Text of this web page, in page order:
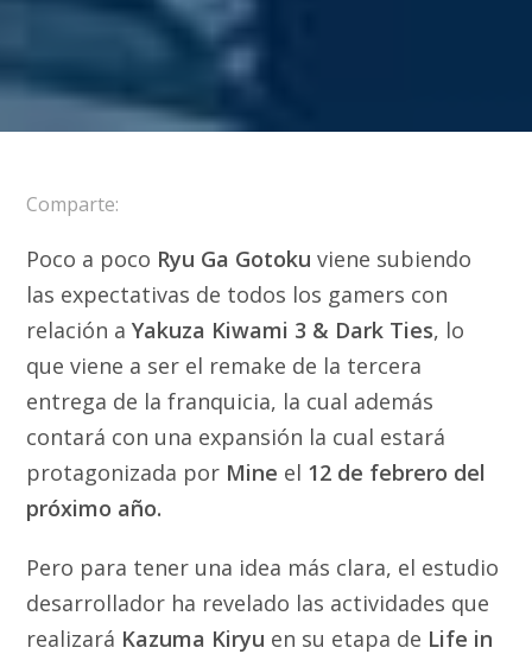
Comparte:
Poco a poco Ryu Ga Gotoku viene subiendo
las expectativas de todos los gamers con
relación aYakuza Kiwami 3 & Dark Ties, lo
que viene a ser el remake de la tercera
entrega de la franquicia, la cual además
contará con una expansión la cual estará
protagonizada por Mine el 12 de febrero del
próximo año.
Pero para tener una idea más clara, el estudio
desarrollador ha revelado las actividades que
realizará Kazuma Kiryu en su etapa de Life in